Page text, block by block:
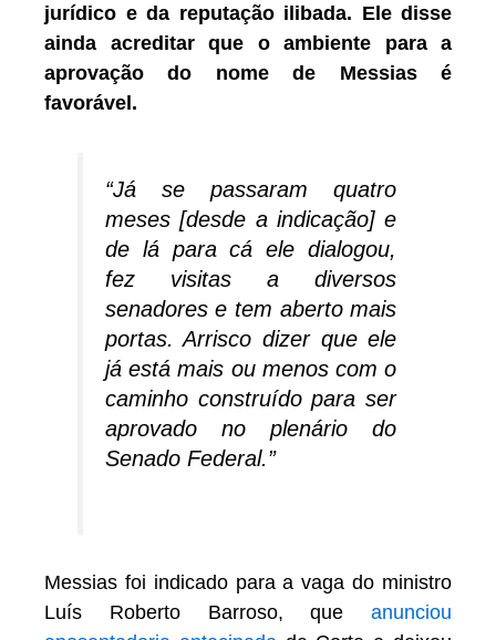
jurídico e da reputação ilibada. Ele disse
ainda acreditar que o ambiente para a
aprovação do nome de Messias é
favorável.
“Já se passaram quatro
meses [desde a indicação] e
de lá para cá ele dialogou,
fez visitas a diversos
senadores e tem aberto mais
portas. Arrisco dizer que ele
já está mais ou menos com o
caminho construído para ser
aprovado no plenário do
Senado Federal.”
Messias foi indicado para a vaga do ministro
Luís Roberto Barroso, que anunciou